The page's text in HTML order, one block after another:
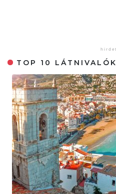
TOP 10 LÁTNIVALÓK